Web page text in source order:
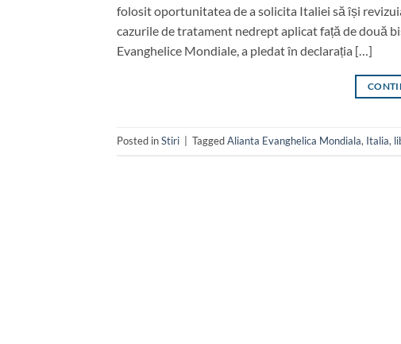
folosit oportunitatea de a solicita Italiei să își
cazurile de tratament nedrept aplicat față de două
Evanghelice Mondiale, a pledat în declarația […]
Posted inStiri TaggedAlianta Evanghelica Mondiala, Italia,